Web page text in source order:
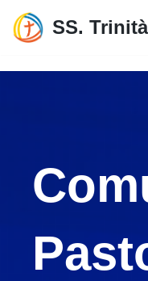
Vai
SS.